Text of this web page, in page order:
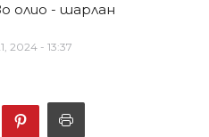
олио - шарлан
2024 - 13:37